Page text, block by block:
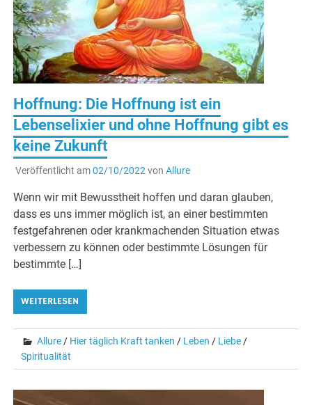
Hoffnung: Die Hoffnung ist ein
Lebenselixier und ohne Hoffnung gibt es
keine Zukunft
Veröffentlicht am02/10/2022von Allure
Wenn wir mit Bewusstheit hoffen und daran glauben,
dass es uns immer möglich ist, an einer bestimmten
festgefahrenen oder krankmachenden Situation etwas
verbessern zu können oder bestimmte Lösungen für
bestimmte […]
WEITERLESEN
Allure/ Hier täglich Kraft tanken / Leben / Liebe/
Spiritualität